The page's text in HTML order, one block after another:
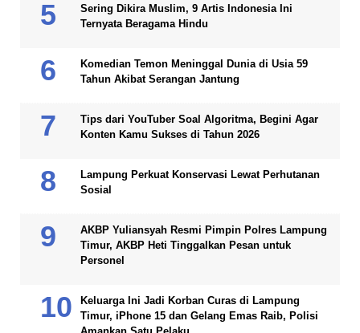
Sering Dikira Muslim, 9 Artis Indonesia Ini
Ternyata Beragama Hindu
Komedian Temon Meninggal Dunia di Usia 59
Tahun Akibat Serangan Jantung
Tips dari YouTuber Soal Algoritma, Begini Agar
Konten Kamu Sukses di Tahun 2026
Lampung Perkuat Konservasi Lewat Perhutanan
Sosial
AKBP Yuliansyah Resmi Pimpin Polres Lampung
Timur, AKBP Heti Tinggalkan Pesan untuk
Personel
Keluarga Ini Jadi Korban Curas di Lampung
Timur, iPhone 15 dan Gelang Emas Raib, Polisi